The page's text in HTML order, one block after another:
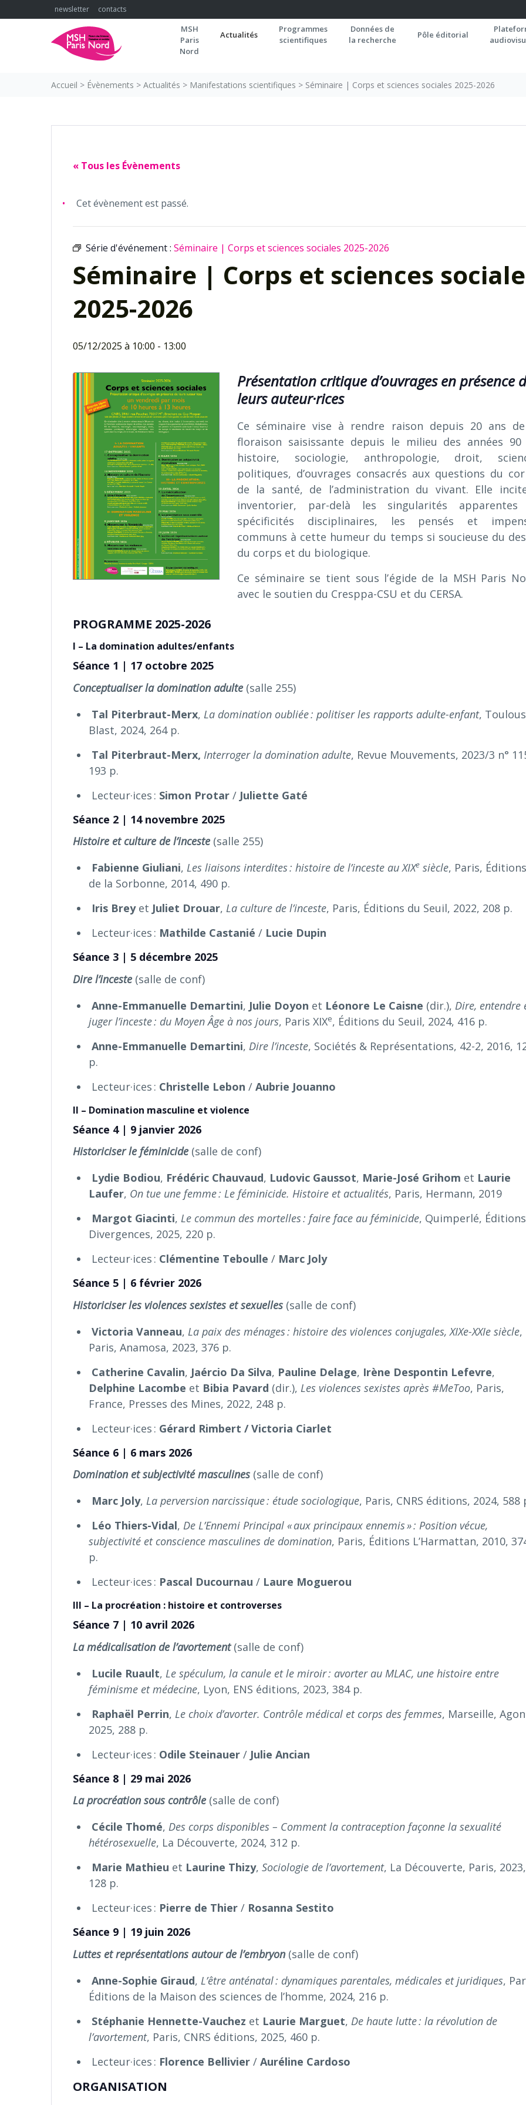
to
newsletter contacts
MSH
Paris
Nord
Actualités
Programmes
scientifiques
Données de
la recherche
Pôle éditorial
Accueil > Évènements > Actualités > Manifestations scientifiques > Séminaire | Corps et sciences sociales 2025-2026
« Tous les Évènements
Cet évènement est passé.
Série d'événement : Séminaire | Corps et sciences sociales 2025-2026
Séminaire | Corps et sciences
2025-2026
05/12/2025 à 10:00 - 13:00
Présentation critique d’ouvrages en présence
leurs auteur·rices
Ce séminaire vise à rendre raison depuis 20 ans
floraison saisissante depuis le milieu des années 90
histoire, sociologie, anthropologie, droit,
politiques, d’ouvrages consacrés aux questions du
de la santé, de l’administration du vivant. Elle
inventorier, par-delà les singularités
spécificités disciplinaires, les pensés et
communs à cette humeur du temps si soucieuse du
du corps et du biologique.
Ce séminaire se tient sous l’égide de la MSH Paris
avec le soutien du Cresppa-CSU et du CERSA.
PROGRAMME 2025-2026
I – La domination adultes/enfants
Séance 1 | 17 octobre 2025
Conceptualiser la domination adulte (salle 255)
Tal Piterbraut-Merx, La domination oubliée : politiser les rapports adulte-enfant,
Blast, 2024, 264 p.
Tal Piterbraut-Merx, Interroger la domination adulte, Revue Mouvements, 2023/3 n°
193 p.
Lecteur·ices : Simon Protar / Juliette Gaté
Séance 2 | 14 novembre 2025
Histoire et culture de l’inceste (salle 255)
Fabienne Giuliani,Les liaisons interdites : histoire de l’inceste au XIXe siècle, Paris,
de la Sorbonne, 2014, 490 p.
Iris Breyet Juliet Drouar,La culture de l’inceste, Paris, Éditions du Seuil, 2022, 208 p.
Lecteur·ices : Mathilde Castanié / Lucie Dupin
Séance 3 | 5 décembre 2025
Dire l’inceste (salle de conf)
Anne-Emmanuelle Demartini, Julie Doyon et Léonore Le Caisne (dir.), Dire, entendre
juger l’inceste : du Moyen Âge à nos jours, Paris XIXe, Éditions du Seuil, 2024, 416 p.
Anne-Emmanuelle Demartini, Dire l’inceste, Sociétés & Représentations, 42-2, 2016,
p.
Lecteur·ices : Christelle Lebon /Aubrie Jouanno
II – Domination masculine et violence
Séance 4 | 9 janvier 2026
Historiciser le féminicide (salle de conf)
Lydie Bodiou, Frédéric Chauvaud, Ludovic Gaussot, Marie-José Grihom et Laurie
Laufer, On tue une femme : Le féminicide. Histoire et actualités, Paris, Hermann, 2019
Margot Giacinti,Le commun des mortelles : faire face au féminicide, Quimperlé, Éditions
Divergences, 2025, 220 p.
Lecteur·ices : Clémentine Teboulle/ Marc Joly
Séance 5 | 6 février 2026
Historiciser les violences sexistes et sexuelles (salle de conf)
Victoria Vanneau, La paix des ménages : histoire des violences conjugales, XIXe-XXIe siècle,
Paris, Anamosa, 2023, 376 p.
Catherine Cavalin, Jaércio Da Silva, Pauline Delage, Irène Despontin Lefevre,
Delphine Lacombe et Bibia Pavard (dir.), Les violences sexistes après #MeToo, Paris,
France, Presses des Mines, 2022, 248 p.
Lecteur·ices : Gérard Rimbert / Victoria Ciarlet
Séance 6 | 6 mars 2026
Domination et subjectivité masculines (salle de conf)
Marc Joly, La perversion narcissique : étude sociologique, Paris, CNRS éditions, 2024, 588
Léo Thiers-Vidal,De L’Ennemi Principal « aux principaux ennemis » : Position vécue,
subjectivité et conscience masculines de domination, Paris, Éditions L’Harmattan, 2010,
p.
Lecteur·ices : Pascal Ducournau / Laure Moguerou
III – La procréation : histoire et controverses
Séance 7 | 10 avril 2026
La médicalisation de l’avortement(salle de conf)
Lucile Ruault, Le spéculum, la canule et le miroir : avorter au MLAC, une histoire entre
féminisme et médecine, Lyon, ENS éditions, 2023, 384 p.
Raphaël Perrin, Le choix d’avorter. Contrôle médical et corps des femmes, Marseille,
2025, 288 p.
Lecteur·ices : Odile Steinauer / Julie Ancian
Séance 8 | 29 mai 2026
La procréation sous contrôle (salle de conf)
Cécile Thomé,Des corps disponibles – Comment la contraception façonne la sexualité
hétérosexuelle, La Découverte, 2024, 312 p.
Marie Mathieu et Laurine Thizy,Sociologie de l’avortement, La Découverte, Paris, 2023,
128 p.
Lecteur·ices : Pierre de Thier / Rosanna Sestito
Séance 9 | 19 juin 2026
Luttes et représentations autour de l’embryon (salle de conf)
Anne-Sophie Giraud, L’être anténatal : dynamiques parentales, médicales et juridiques,
Éditions de la Maison des sciences de l’homme, 2024, 216 p.
Stéphanie Hennette-Vauchez et Laurie Marguet, De haute lutte : la révolution de
l’avortement, Paris, CNRS éditions, 2025, 460 p.
Lecteur·ices : Florence Bellivier /Auréline Cardoso
ORGANISATION